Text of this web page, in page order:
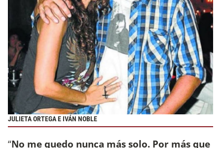
JULIETA ORTEGA E IVÁN NOBLE
“No me quedo nunca más solo. Por más que